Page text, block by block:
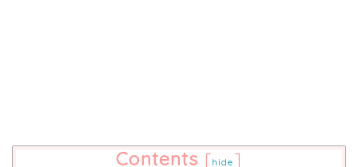
Contents [hide ]